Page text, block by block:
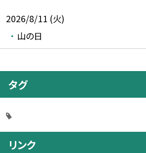
2026/8/11 (火)
山の日
タグ
リンク